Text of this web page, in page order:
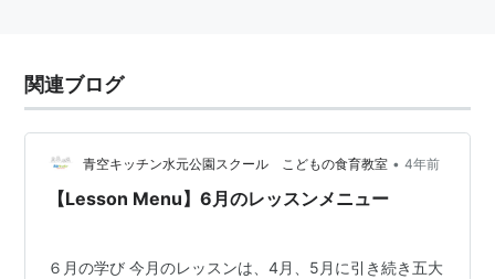
関連ブログ
青空キッチン水元公園スクール こどもの食育教室 • 4年前
【Lesson Menu】6月のレッスンメニュー
６月の学び 今月のレッスンは、4月、5月に引き続き五大